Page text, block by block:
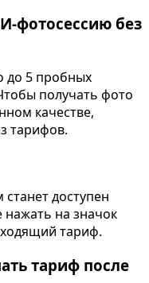
фотосессию без
до 5 пробных
получать фото
качестве,
тарифов.
доступен
на значок
тариф.
тариф после